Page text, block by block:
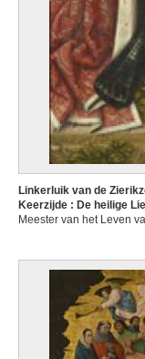
Linkerluik van de
Keerzijde : De heilige
Meester van het Leven